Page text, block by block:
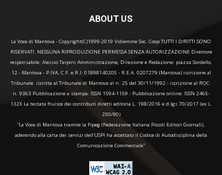
ABOUT US
La Voce di Mantova - Copyright(C)1999-2019 Vidiemme Soc. Coop TUTTI I DIRITTI SONO
RISERVATI. NESSUNA RIPRODUZIONE PERMESSA SENZA AUTORIZZAZIONE Direttore
responsabile: Alessio Tarpini Amministrazione, Direzione e Redazione: piazza Sordello,
12 - Mantova - P.IVA, C.F. e R.I. 01898140205 - R.E.A. 0207279 (Mantova) iscrizione al
Tribunale: iscritta al Tribunale di Mantova al n. 25 del 30/11/1992 - iscrizione al ROC:
n. 9363 Pubblicazione a stampa: ISSN 1594-1159 - Pubblicazione online: ISSN 2465-
132X La testata fruisce dei contributi diretti editoria L. 198/2016 e d.lgs 70/2017 (ex L.
250/90)
“La Voce di Mantova tramite la Fipeg (Federazione Italiana Piccoli Editori Giornali),
aderendo alla carta dei servizi dell'USPI ha accettato il Codice di Autodisciplina della
Comunicazione Commerciale"